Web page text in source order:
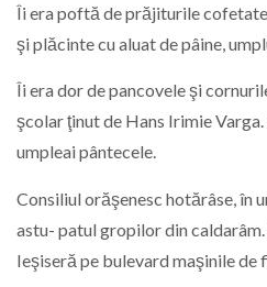
Îi era poftă de prăjiturile
şi plăcinte cu aluat de pâine,
Îi era dor de pancovele şi
şcolar ţinut de Hans Irimie
umpleai pântecele.
Consiliul orăşenesc hotărâse, în
astu- patul gropilor din caldarâm.
Ieşiseră pe bulevard maşinile de